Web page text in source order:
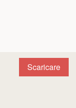
Scaricare